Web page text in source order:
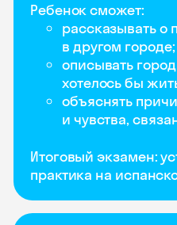
Ребенок сможет:
рассказывать о
в другом городе;
описывать
хотелось бы
объяснять
и чувства,
Итоговый экзамен:
практика на